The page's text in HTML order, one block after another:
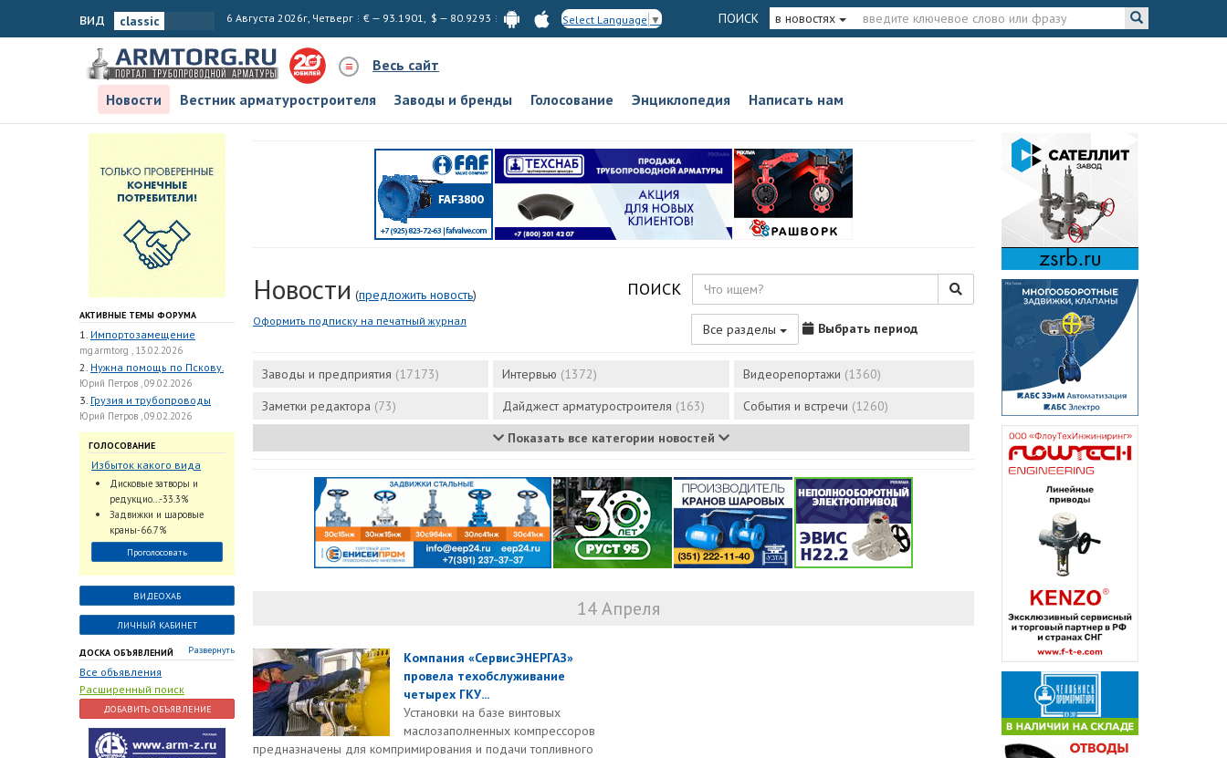
вид 6 Августа 2026г, Четверг € — 93.1901, $ — 80.9293 Select Language ▼ ПОИСК в новостях
Весь сайт
Новости
Вестник арматуростроителя Заводы и бренды Голосование Энциклопедия Написать нам
АКТИВНЫЕ ТЕМЫ ФОРУМА
1. Импортозамещение
mg.armtorg , 13.02.2026
2. Нужна помощь по Пскову.
Юрий Петров , 09.02.2026
3. Грузия и трубопроводы
Юрий Петров , 09.02.2026
ГОЛОСОВАНИЕ
Избыток какого вида
трубопроводной
арматуры наблюдается
на Российском рынке с
2024 по 2026 годы?
Дисковые затворы и
редукцио...-33.3%
Задвижки и шаровые
краны-66.7%
Проголосовать
ВИДЕОХАБ
ЛИЧНЫЙ КАБИНЕТ
ДОСКА ОБЪЯВЛЕНИЙ Развернуть
Все объявления
Расширенный поиск
ДОБАВИТЬ ОБЪЯВЛЕНИЕ
Новости (предложить новость)
Оформить подписку на печатный журнал
ПОИСК
Все разделы Выбрать период
Заводы и предприятия (17173) Интервью (1372) Видеорепортажи (1360)
Заметки редактора (73) Дайджест арматуростроителя (163) События и встречи (1260)
Показать все категории новостей
14 Апреля
Компания «СервисЭНЕРГАЗ»
провела техобслуживание
четырех ГКУ...
Установки на базе винтовых
маслозаполненных компрессоров
предназначены для компримирования и подачи топливного